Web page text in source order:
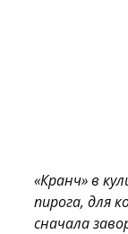
«Кранч»в
пирога, для
сначала